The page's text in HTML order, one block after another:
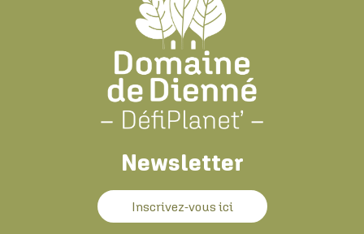
Newsletter
Inscrivez-vous ici